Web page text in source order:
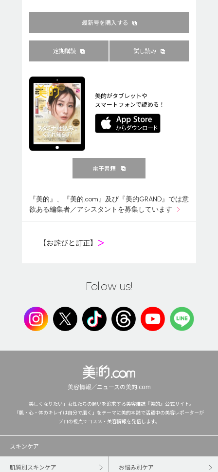
最新号を購入する
定期購読 試し読み
美的がタブレットや
スマートフォンで読める！
電子書籍
『美的』、『美的.com』及び『美的GRAND』では意
欲ある編集者／アシスタントを募集しています
【お詫びと訂正】 ＞
Follow us!
美容情報／ニュースの美的.com
「美しくなりたい」女性たちの願いを追求する美容雑誌『美的』公式サイト。
「肌・心・体のキレイは自分で磨く」をテーマに美的本誌で活躍中の美容レポーターが
プロの視点でコスメ・美容情報を発信します。
スキンケア
肌質別スキンケア お悩み別ケア